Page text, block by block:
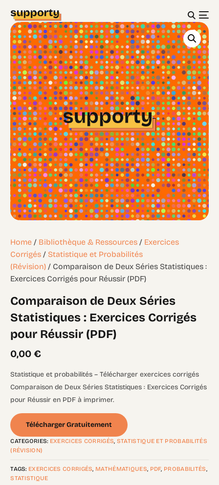
Home / Bibliothèque & Ressources / Exercices
Corrigés / Statistique et Probabilités
(Révision) / Comparaison de Deux Séries Statistiques :
Exercices Corrigés pour Réussir (PDF)
Comparaison de Deux Séries
Statistiques : Exercices Corrigés
pour Réussir (PDF)
0,00€
Statistique et probabilités – Télécharger exercices corrigés
Comparaison de Deux Séries Statistiques : Exercices Corrigés
pour Réussir en PDF à imprimer.
Télécharger Gratuitement
CATEGORIES: EXERCICES CORRIGÉS, STATISTIQUE ET PROBABILITÉS
(RÉVISION)
TAGS: EXERCICES CORRIGÉS, MATHÉMATIQUES, PDF, PROBABILITÉS,
STATISTIQUE